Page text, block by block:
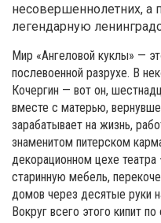
несовершеннолетних,
легендарную
Мир «Ангеловой куклы» —
послевоенной разрухе. В
Кочергин — вот он,
вместе с матерью,
зарабатывает на жизнь,
знаменитом питерском
декорационном цехе
старинную мебель,
домов через десятые руки
Вокруг всего этого кипит